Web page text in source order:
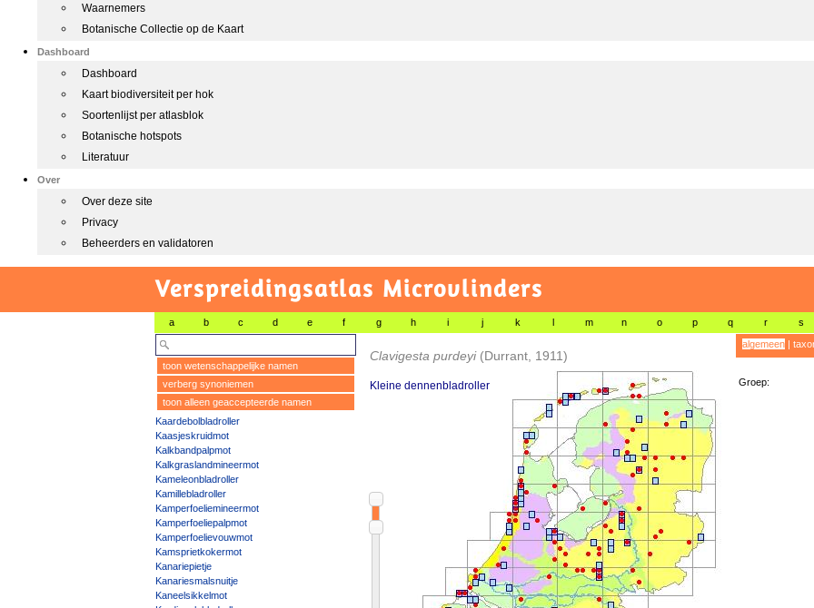
Waarnemers
Botanische Collectie op de Kaart
Dashboard
Dashboard
Kaart biodiversiteit per hok
Soortenlijst per atlasblok
Botanische hotspots
Literatuur
Over
Over deze site
Privacy
Beheerders en validatoren
Verspreidingsatlas Microvlinders
a b c d e f g h i j k l m n o p q r s
toon wetenschappelijke namen
verberg synoniemen
toon alleen geaccepteerde namen
Kaardebolbladroller
Kaasjeskruidmot
Kalkbandpalpmot
Kalkgraslandmineermot
Kameleonbladroller
Kamillebladroller
Kamperfoeliemineermot
Kamperfoeliepalpmot
Kamperfoelievouwmot
Kamsprietkokermot
Kanariepietje
Kanariesmalsnuitje
Kaneelsikkelmot
Clavigesta purdeyi (Durrant, 1911)
Kleine dennenbladroller
algemeen|
Groep: